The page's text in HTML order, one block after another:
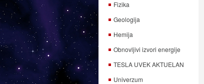
Fizika
Geologija
Hemija
Obnovljivi izvori energije
TESLA UVEK AKTUELAN
Univerzum